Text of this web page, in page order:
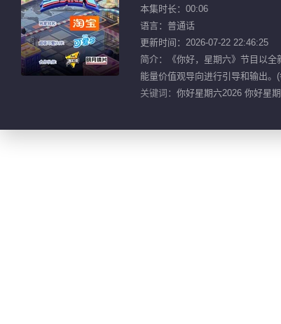
本集时长：00:06
语言：普通话
更新时间：2026-07-22 22:46:25
简介：《你好，星期六》节目以
能量价值观导向进行引导和输出
关键词： 你好星期六2026 你好星